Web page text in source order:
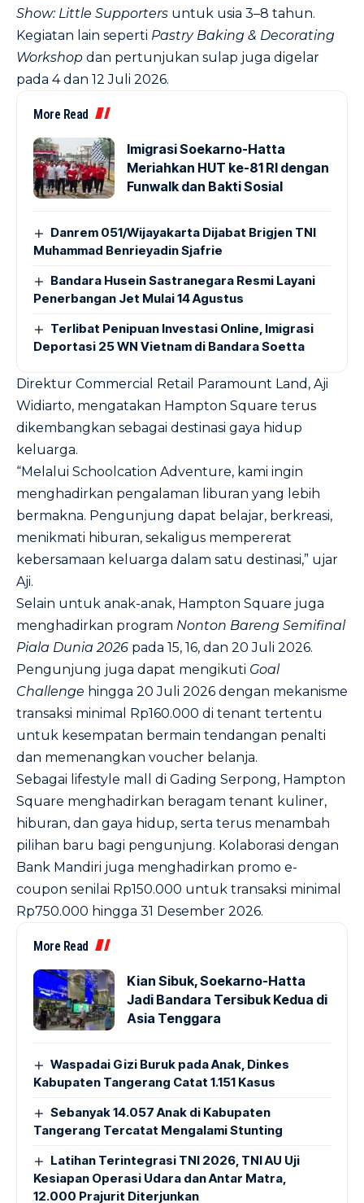
Show: Little Supporters untuk usia 3–8 tahun.
Kegiatan lain seperti Pastry Baking & Decorating
Workshop dan pertunjukan sulap juga digelar
pada 4 dan 12 Juli 2026.
More Read
Imigrasi Soekarno-Hatta
Meriahkan HUT ke-81 RI dengan
Funwalk dan Bakti Sosial
Danrem 051/Wijayakarta Dijabat Brigjen TNI
Muhammad Benrieyadin Sjafrie
Bandara Husein Sastranegara Resmi Layani
Penerbangan Jet Mulai 14 Agustus
Terlibat Penipuan Investasi Online, Imigrasi
Deportasi 25 WN Vietnam di Bandara Soetta
Direktur Commercial Retail Paramount Land, Aji
Widiarto, mengatakan Hampton Square terus
dikembangkan sebagai destinasi gaya hidup
keluarga.
“Melalui Schoolcation Adventure, kami ingin
menghadirkan pengalaman liburan yang lebih
bermakna. Pengunjung dapat belajar, berkreasi,
menikmati hiburan, sekaligus mempererat
kebersamaan keluarga dalam satu destinasi,” ujar
Aji.
Selain untuk anak-anak, Hampton Square juga
menghadirkan program Nonton Bareng Semifinal
Piala Dunia 2026 pada 15, 16, dan 20 Juli 2026.
Pengunjung juga dapat mengikuti Goal
Challenge hingga 20 Juli 2026 dengan mekanisme
transaksi minimal Rp160.000 di tenant tertentu
untuk kesempatan bermain tendangan penalti
dan memenangkan voucher belanja.
Sebagai lifestyle mall di Gading Serpong, Hampton
Square menghadirkan beragam tenant kuliner,
hiburan, dan gaya hidup, serta terus menambah
pilihan baru bagi pengunjung. Kolaborasi dengan
Bank Mandiri juga menghadirkan promo e-
coupon senilai Rp150.000 untuk transaksi minimal
Rp750.000 hingga 31 Desember 2026.
More Read
Kian Sibuk, Soekarno-Hatta
Jadi Bandara Tersibuk Kedua di
Asia Tenggara
Waspadai Gizi Buruk pada Anak, Dinkes
Kabupaten Tangerang Catat 1.151 Kasus
Sebanyak 14.057 Anak di Kabupaten
Tangerang Tercatat Mengalami Stunting
Latihan Terintegrasi TNI 2026, TNI AU Uji
Kesiapan Operasi Udara dan Antar Matra,
12.000 Prajurit Diterjunkan